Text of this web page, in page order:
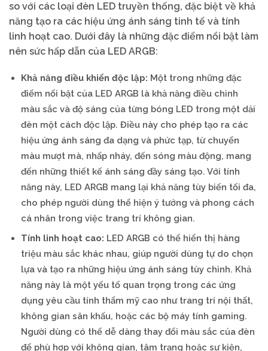
so với các loại đèn LED truyền thống, đặc biệt về khả
năng tạo ra các hiệu ứng ánh sáng tinh tế và tính
linh hoạt cao. Dưới đây là những đặc điểm nổi bật làm
nên sức hấp dẫn của LED ARGB:
Khả năng điều khiển độc lập: Một trong những đặc
điểm nổi bật của LED ARGB là khả năng điều chỉnh
màu sắc và độ sáng của từng bóng LED trong một dải
đèn một cách độc lập. Điều này cho phép tạo ra các
hiệu ứng ánh sáng đa dạng và phức tạp, từ chuyển
màu mượt mà, nhấp nháy, đến sóng màu động, mang
đến những thiết kế ánh sáng đầy sáng tạo. Với tính
năng này, LED ARGB mang lại khả năng tùy biến tối đa,
cho phép người dùng thể hiện ý tưởng và phong cách
cá nhân trong việc trang trí không gian.
Tính linh hoạt cao: LED ARGB có thể hiển thị hàng
triệu màu sắc khác nhau, giúp người dùng tự do chọn
lựa và tạo ra những hiệu ứng ánh sáng tùy chỉnh. Khả
năng này là một yếu tố quan trọng trong các ứng
dụng yêu cầu tính thẩm mỹ cao như trang trí nội thất,
không gian sân khấu, hoặc các bộ máy tính gaming.
Người dùng có thể dễ dàng thay đổi màu sắc của đèn
để phù hợp với không gian, tâm trạng hoặc sự kiện,